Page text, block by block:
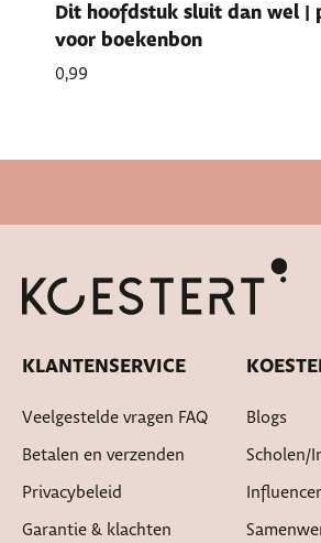
Dit hoofdstuk sluit dan wel |
voor boekenbon
0,99
KLANTENSERVICE
Veelgestelde vragen FAQ
Betalen en verzenden
Privacybeleid
Garantie & klachten
Blogs
Scholen/